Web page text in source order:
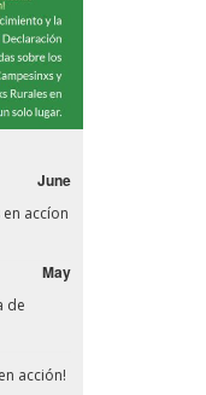
16.10.2024